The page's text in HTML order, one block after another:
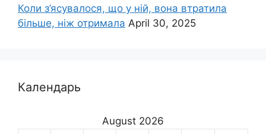
Коли з’ясувалося, що у ній, вона втратила
більше, ніж отримала April 30, 2025
Календарь
August 2026